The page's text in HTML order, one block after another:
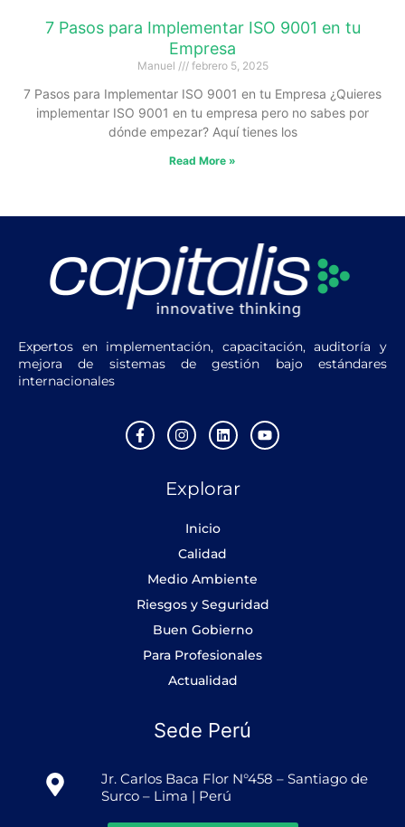
7 Pasos para Implementar ISO 9001 en tu
Empresa
Manuel febrero 5, 2025
7 Pasos para Implementar ISO 9001 en tu Empresa ¿Quieres
implementar ISO 9001 en tu empresa pero no sabes por
dónde empezar? Aquí tienes los
Read More »
Expertos en implementación, capacitación, auditoría y
mejora de sistemas de gestión bajo estándares
internacionales
F
a
I
n
a
a
m
L
i
e
Y
o
Explorar
Inicio
Calidad
Medio Ambiente
Riesgos y Seguridad
Buen Gobierno
Para Profesionales
Actualidad
Sede Perú
Jr. Carlos Baca Flor N°458 – Santiago de
Surco – Lima | Perú